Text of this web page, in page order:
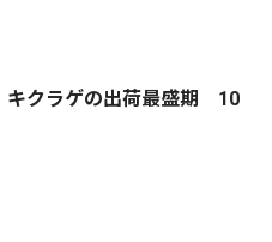
クラゲの出荷最盛期 10